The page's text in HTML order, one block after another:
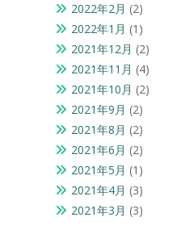
2022年2月 (2)
2022年1月 (1)
2021年12月 (2)
2021年11月 (4)
2021年10月 (2)
2021年9月 (2)
2021年8月 (2)
2021年6月 (2)
2021年5月 (1)
2021年4月 (3)
2021年3月 (3)